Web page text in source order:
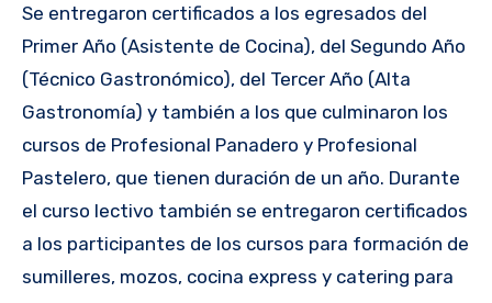
Se entregaron certificados a los egresados del
Primer Año (Asistente de Cocina), del Segundo Año
(Técnico Gastronómico), del Tercer Año (Alta
Gastronomía) y también a los que culminaron los
cursos de Profesional Panadero y Profesional
Pastelero, que tienen duración de un año. Durante
el curso lectivo también se entregaron certificados
a los participantes de los cursos para formación de
sumilleres, mozos, cocina express y catering para